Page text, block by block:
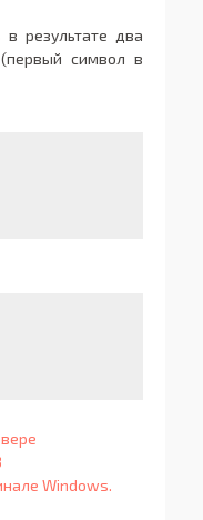
в результате два
символ в
Windows.